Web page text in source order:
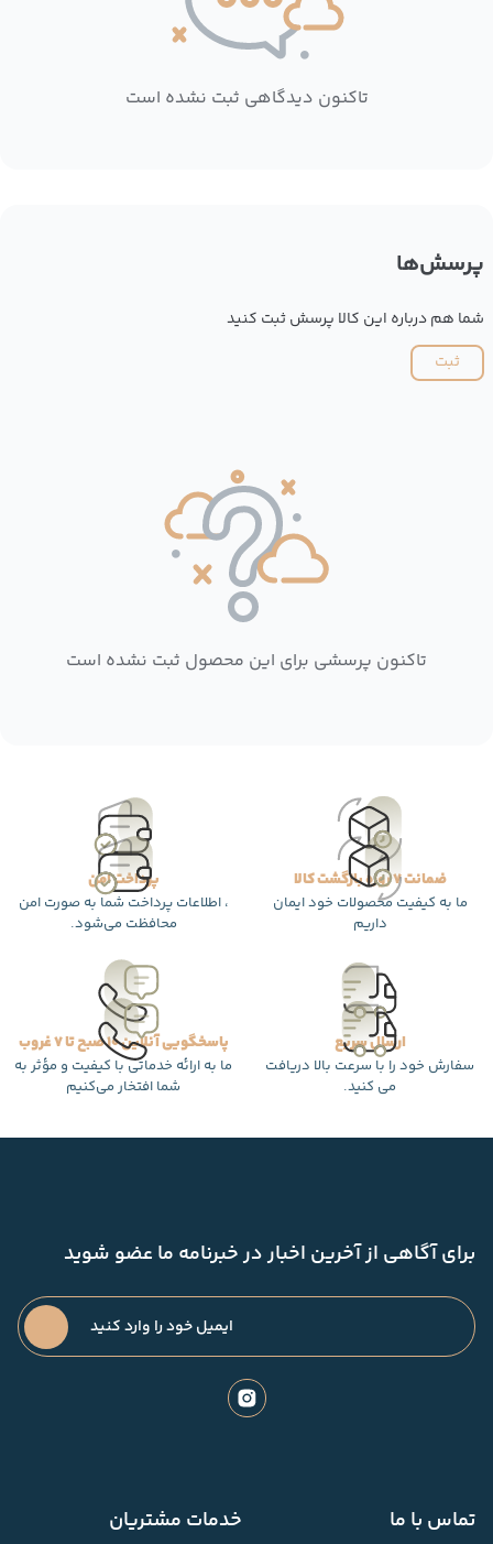
تاکنون دیدگاهی ثبت نشده است
پرسش‌ها
شما هم درباره این کالا پرسش ثبت کنید
ثبت
تاکنون پرسشی برای این محصول ثبت نشده است
ضمانت 7 روزه بازگشت کالا
ما به کیفیت محصولات خود ایمان
داریم
پرداخت امن
، اطلاعات پرداخت شما به صورت امن
محافظت می‌شود.
ارسال سریع
سفارش خود را با سرعت بالا دریافت
می کنید.
پاسخگویی آنلاین 10 صبح تا 7 غروب
ما به ارائه خدماتی با کیفیت و مؤثر به
شما افتخار می‌کنیم
برای آگاهی از آخرین اخبار در خبرنامه ما عضو شوید
تماس با ما خدمات مشتریان